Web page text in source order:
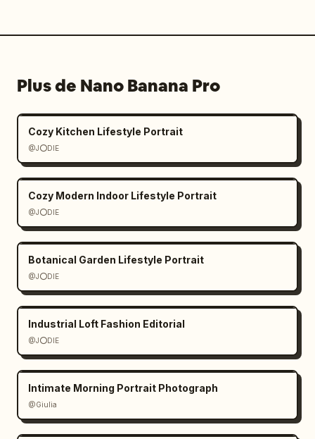
Plus de Nano Banana Pro
Cozy Kitchen Lifestyle Portrait
@J⭕DIE
Cozy Modern Indoor Lifestyle Portrait
@J⭕DIE
Botanical Garden Lifestyle Portrait
@J⭕DIE
Industrial Loft Fashion Editorial
@J⭕DIE
Intimate Morning Portrait Photograph
@Giulia